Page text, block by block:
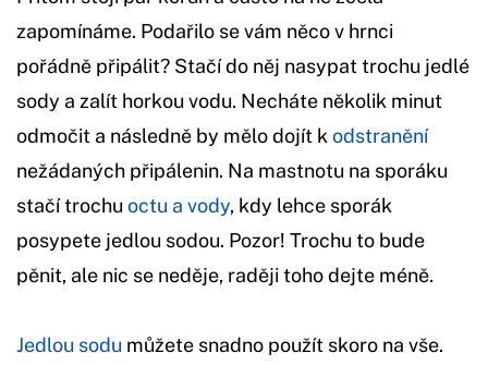
zapomínáme. Podařilo se vám něco v hrnci
pořádně připálit? Stačí do něj nasypat trochu jedlé
sody a zalít horkou vodu. Necháte několik minut
odmočit a následně by mělo dojít k odstranění
nežádaných připálenin. Na mastnotu na sporáku
stačí trochu octu a vody, kdy lehce sporák
posypete jedlou sodou. Pozor! Trochu to bude
pěnit, ale nic se neděje, raději toho dejte méně.
Jedlou sodu můžete snadno použít skoro na vše.